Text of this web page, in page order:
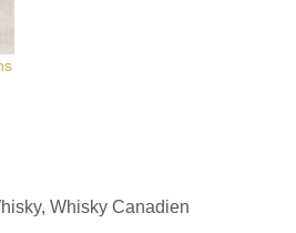
, Whisky Canadien